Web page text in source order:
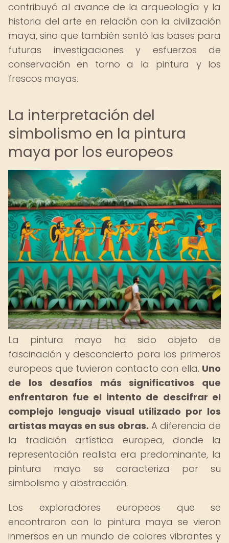
contribuyó al avance de la arqueología y la
historia del arte en relación con la civilización
maya, sino que también sentó las bases para
futuras investigaciones y esfuerzos de
conservación en torno a la pintura y los
frescos mayas.
La interpretación del
simbolismo en la pintura
maya por los europeos
La pintura maya ha sido objeto de
fascinación y desconcierto para los primeros
europeos que tuvieron contacto con ella. Uno
de los desafíos más significativos que
enfrentaron fue el intento de descifrar el
complejo lenguaje visual utilizado por los
artistas mayas en sus obras. A diferencia de
la tradición artística europea, donde la
representación realista era predominante, la
pintura maya se caracteriza por su
simbolismo y abstracción.
Los exploradores europeos que se
encontraron con la pintura maya se vieron
inmersos en un mundo de colores vibrantes y